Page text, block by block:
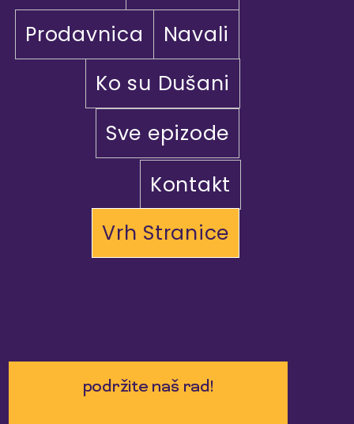
Prodavnica
Navali
Ko su Dušani
Sve epizode
Kontakt
Vrh Stranice
podržite naš rad!